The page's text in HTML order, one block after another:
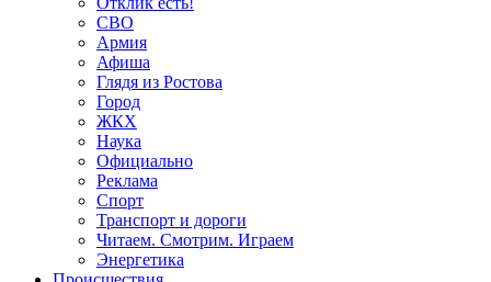
СВО
Армия
Афиша
Глядя из Ростова
Город
ЖКХ
Наука
Официально
Реклама
Спорт
Транспорт и дороги
Читаем. Смотрим. Играем
Энергетика